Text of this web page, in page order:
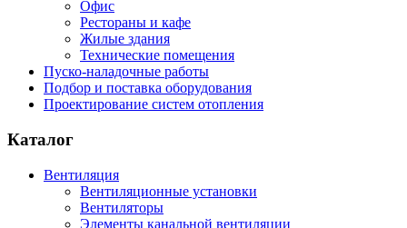
Офис
Рестораны и кафе
Жилые здания
Технические помещения
Пуско-наладочные работы
Подбор и поставка оборудования
Проектирование систем отопления
Каталог
Вентиляция
Вентиляционные установки
Вентиляторы
Элементы канальной вентиляции